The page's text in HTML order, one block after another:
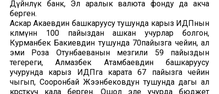
Дүйнөлүк банк, Эл аралык валюта фонду да акча
берген.
Аскар Акаевдин башкаруусу тушунда карыз ИДПнын
көлөмүнөн 100 пайыздан ашкан учурлар болгон,
Курманбек Бакиевдин тушунда 70пайызга чейин, ал
эми Роза Отунбаеванын мезгили 59 пайыздын
тегереги, Алмазбек Атамбаевдин башкаруусу
учурунда карыз ИДПга карата 67 пайызга чейин
чыгып, Сооронбай Жээнбековдун тушунда дагы ал
көрсөткүч кала берген. Ошол эле учурда бюджет